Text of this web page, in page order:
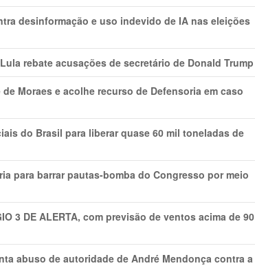
desinformação e uso indevido de IA nas eleições
rebate acusações de secretário de Donald Trump
Moraes e acolhe recurso de Defensoria em caso
do Brasil para liberar quase 60 mil toneladas de
para barrar pautas-bomba do Congresso por meio
3 DE ALERTA, com previsão de ventos acima de 90
abuso de autoridade de André Mendonça contra a